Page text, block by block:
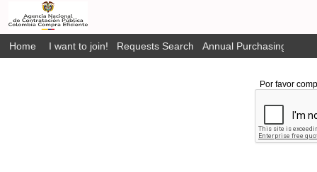
Home I want to join! Requests Search Annual Purchasing Plan
Por favor